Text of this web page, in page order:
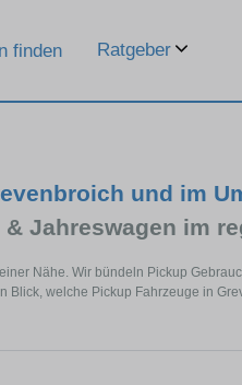
finden Ratgeber
und im
Jahreswagen im
Nähe. Wir bündeln Pickup
Blick, welche Pickup Fahrzeuge in